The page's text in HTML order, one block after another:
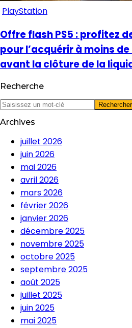
PlayStation
Offre flash PS5 : profitez
pour l’acquérir à moins
avant la clôture de la
Recherche
Archives
juillet 2026
juin 2026
mai 2026
avril 2026
mars 2026
février 2026
janvier 2026
décembre 2025
novembre 2025
octobre 2025
septembre 2025
août 2025
juillet 2025
juin 2025
mai 2025